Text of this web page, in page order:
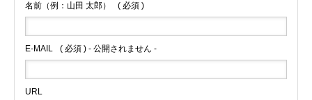
名前（例：山田 太郎） ( 必須 )
E-MAIL ( 必須 ) - 公開されません -
URL